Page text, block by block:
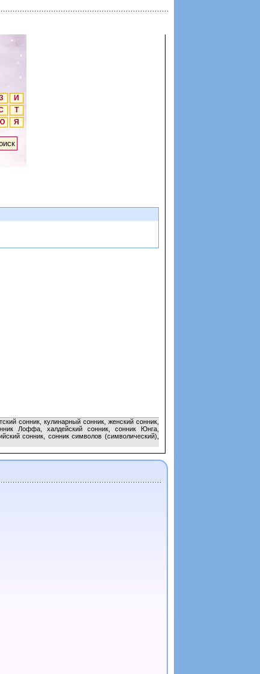
И
Т
Я
сонник, кулинарный сонник, женский сонник,
Лоффа, халдейский сонник, сонник Юнга,
сонник, сонник символов (символический),